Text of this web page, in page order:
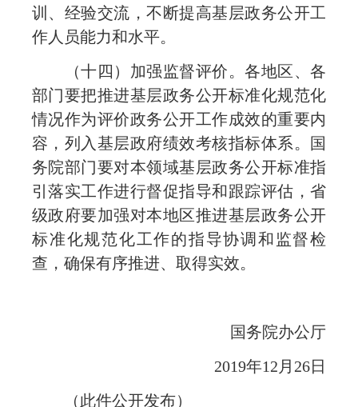
训、经验交流，不断提高基层政务公开工
作人员能力和水平。
（十四）加强监督评价。各地区、各
部门要把推进基层政务公开标准化规范化
情况作为评价政务公开工作成效的重要内
容，列入基层政府绩效考核指标体系。国
务院部门要对本领域基层政务公开标准指
引落实工作进行督促指导和跟踪评估，省
级政府要加强对本地区推进基层政务公开
标准化规范化工作的指导协调和监督检
查，确保有序推进、取得实效。
国务院办公厅
2019年12月26日
（此件公开发布）